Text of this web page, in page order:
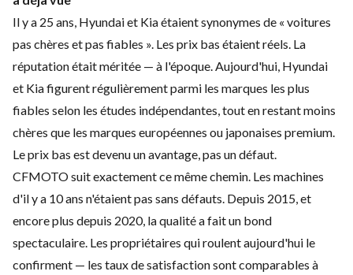
Il y a 25 ans, Hyundai et Kia étaient synonymes de « voitures
pas chères et pas fiables ». Les prix bas étaient réels. La
réputation était méritée — à l'époque. Aujourd'hui, Hyundai
et Kia figurent régulièrement parmi les marques les plus
fiables selon les études indépendantes, tout en restant moins
chères que les marques européennes ou japonaises premium.
Le prix bas est devenu un avantage, pas un défaut.
CFMOTO suit exactement ce même chemin. Les machines
d'il y a 10 ans n'étaient pas sans défauts. Depuis 2015, et
encore plus depuis 2020, la qualité a fait un bond
spectaculaire. Les propriétaires qui roulent aujourd'hui le
confirment — les taux de satisfaction sont comparables à